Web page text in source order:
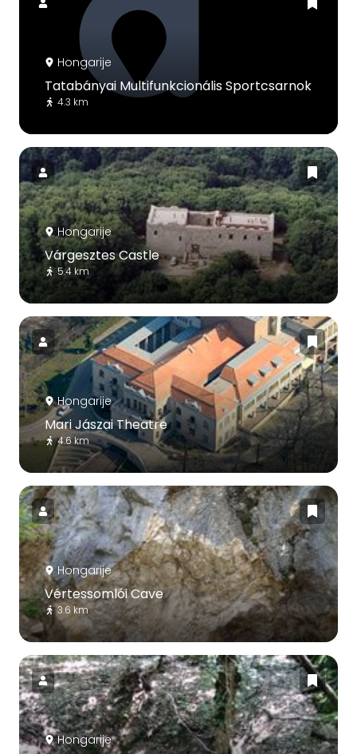
Hongarije
Tatabányai Multifunkcionális Sportcsarnok
4.3 km
Hongarije
Várgesztes Castle
5.4 km
Hongarije
Mari Jászai Theatre
4.6 km
Hongarije
Vértessomlói Cave
3.6 km
Hongarije